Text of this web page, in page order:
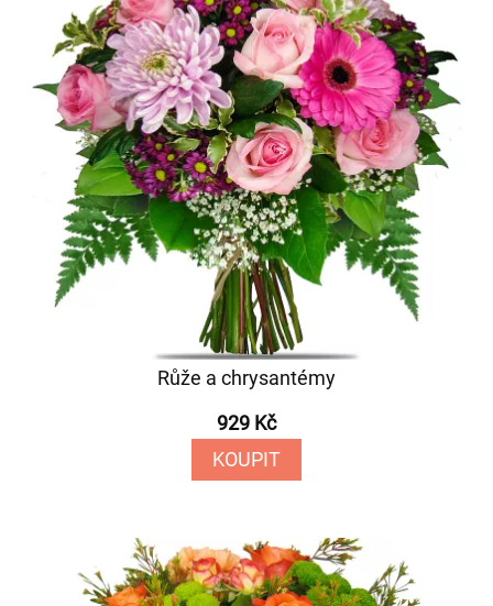
Růže a chrysantémy
929 Kč
KOUPIT